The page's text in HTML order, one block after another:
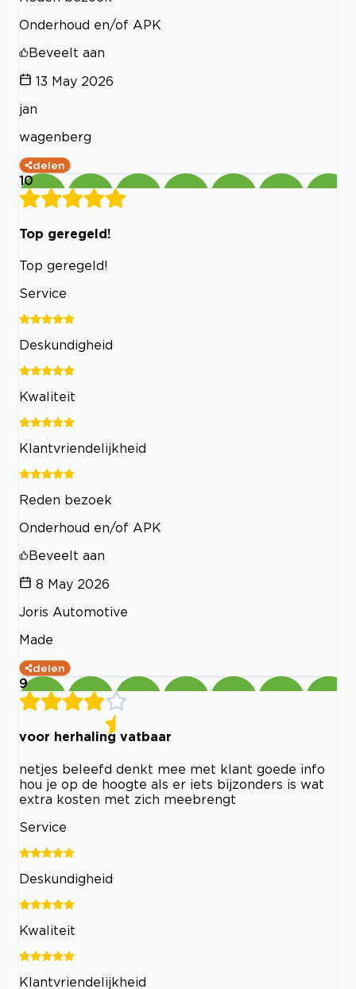
Onderhoud en/of APK
Beveelt aan
13 May 2026
jan
wagenberg
delen
10
Top geregeld!
Top geregeld!
Service
Deskundigheid
Kwaliteit
Klantvriendelijkheid
Reden bezoek
Onderhoud en/of APK
Beveelt aan
8 May 2026
Joris Automotive
Made
delen
9
voor herhaling vatbaar
netjes beleefd denkt mee met klant goede info
hou je op de hoogte als er iets bijzonders is wat
extra kosten met zich meebrengt
Service
Deskundigheid
Kwaliteit
Klantvriendelijkheid